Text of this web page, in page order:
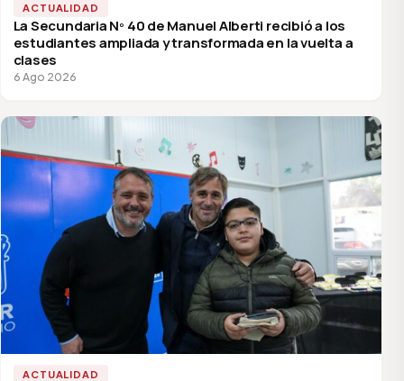
ACTUALIDAD
La Secundaria Nº 40 de Manuel Alberti recibió a los
estudiantes ampliada y transformada en la vuelta a
clases
6 Ago 2026
ACTUALIDAD